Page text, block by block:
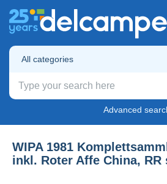
All categories
Advanced
WIPA 1981
inkl. Roter Affe China, RR